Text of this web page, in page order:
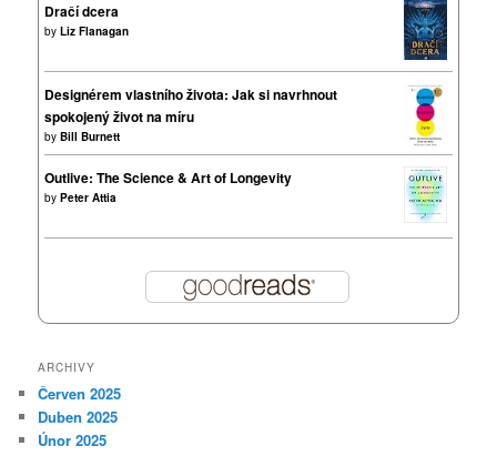
Dračí dcera
byLiz Flanagan
Designérem vlastního života: Jak si navrhnout
spokojený život na míru
byBill Burnett
Outlive: The Science & Art of Longevity
byPeter Attia
ARCHIVY
Červen 2025
Duben 2025
Únor 2025